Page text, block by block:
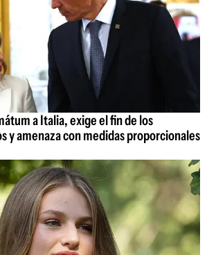
a Italia, exige el fin de los
y amenaza con medidas proporcionales